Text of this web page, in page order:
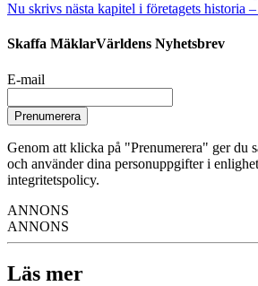
Nu skrivs nästa kapitel i företagets historia
Skaffa MäklarVärldens Nyhetsbrev
E-mail
Prenumerera
Genom att klicka på "Prenumerera" ger du
och använder dina personuppgifter i
integritetspolicy.
ANNONS
ANNONS
Läs mer